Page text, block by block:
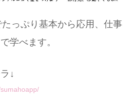
っぷり基本から応用、仕事
学べます。
↓